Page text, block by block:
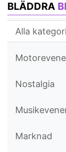
BLÄDDRA
Alla
Nostalgia
Marknad